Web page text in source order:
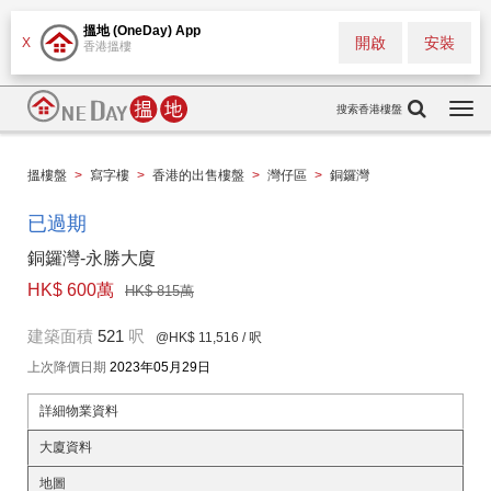
X
搵地 (OneDay) App
香港搵樓 安裝
開啟
搜索香港樓盤
搵樓盤 > 寫字樓 > 香港的出售樓盤 > 灣仔區 > 銅鑼灣
已過期
銅鑼灣-永勝大廈
HK$ 600萬
HK$ 815萬
建築面積 521 呎 @HK$ 11,516 / 呎
上次降價日期 2023年05月29日
詳細物業資料
大廈資料
地圖